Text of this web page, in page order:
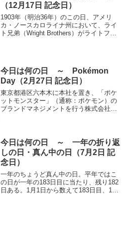
（12月17日 記念日）
1903年（明治36年）のこの日、アメリ
カ・ノースカロライナ州において、ライ
ト兄弟（Wright Brothers）がライトフラ
今日は何の日 ～ Pokémon
Day（2月27日 記念日）
東京都港区六本木に本社を置き、「ポケ
ットモンスター」（通称：ポケモン）の
ブランドマネジメントを行う株式会社ポ
ケットモンスター...
今日は何の日 ～ 一年の折り返
しの日・真ん中の日（7月2日 記
念日）
一年のちょうど真ん中の日。平年ではこ
の日が一年の183日目に当たり、残り182
日ある。1月1日から数えて183日目、12